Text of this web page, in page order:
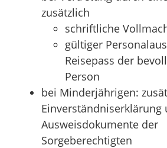
zusätzlich
schriftliche
gültiger
Reisepass der
Person
bei Minderjährigen:
Einverständniserklärung
Ausweisdokumente der
Sorgeberechtigten